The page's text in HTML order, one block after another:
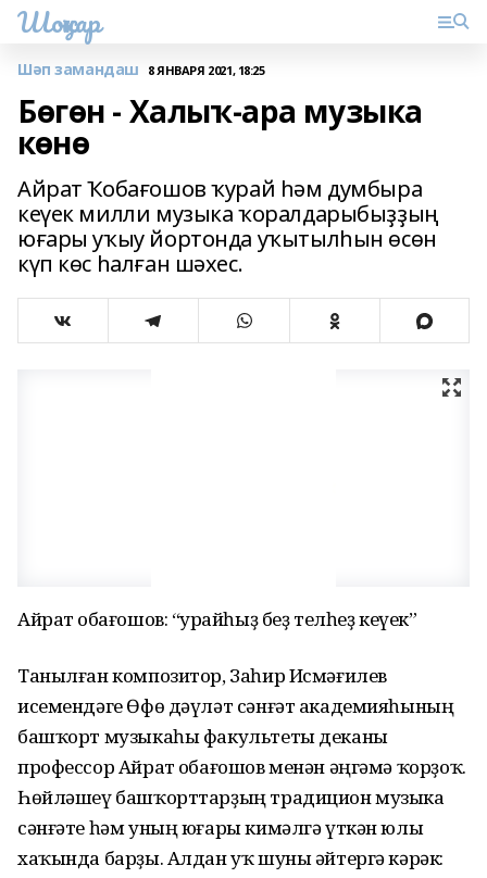
Шоңҡар
Шәп замандаш 8 ЯНВАРЯ 2021, 18:25
Бөгөн - Халыҡ-ара музыка
көнө
Айрат Ҡобағошов ҡурай һәм думбыра
кеүек милли музыка ҡоралдарыбыҙҙың
юғары уҡыу йортонда уҡытылһын өсөн
күп көс һалған шәхес.
Айрат Ҡобағошов: “Ҡурайһыҙ беҙ телһеҙ кеүек”
Танылған композитор, Заһир Исмәғилев
исемендәге Өфө дәүләт сәнғәт академияһының
башҡорт музыкаһы факультеты деканы
профессор Айрат Ҡобағошов менән әңгәмә ҡорҙоҡ.
Һөйләшеү башҡорттарҙың традицион музыка
сәнғәте һәм уның юғары кимәлгә үткән юлы
хаҡында барҙы. Алдан уҡ шуны әйтергә кәрәк: